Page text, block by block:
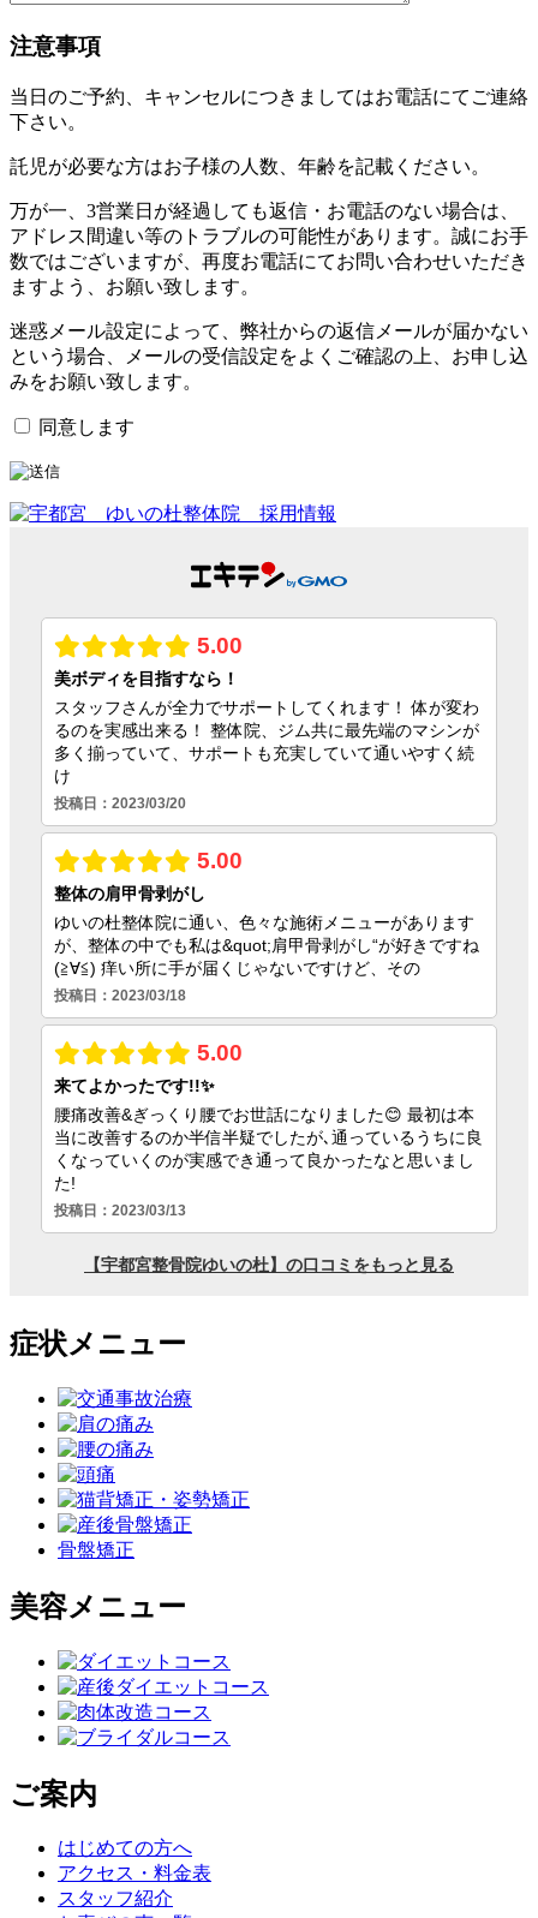
注意事項
当日のご予約、キャンセルにつきましてはお電話にてご連絡
下さい。
託児が必要な方はお子様の人数、年齢を記載ください。
万が一、3営業日が経過しても返信・お電話のない場合は、
アドレス間違い等のトラブルの可能性があります。誠にお手
数ではございますが、再度お電話にてお問い合わせいただき
ますよう、お願い致します。
迷惑メール設定によって、弊社からの返信メールが届かない
という場合、メールの受信設定をよくご確認の上、お申し込
みをお願い致します。
同意します
症状メニュー
骨盤矯正
美容メニュー
ご案内
はじめての方へ
アクセス・料金表
スタッフ紹介